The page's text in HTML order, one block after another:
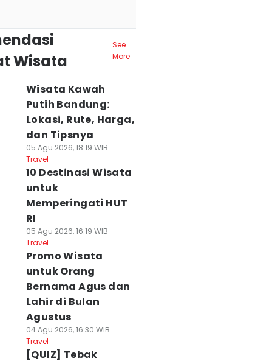
Wisata
See
More
Wisata Kawah
Putih Bandung:
Lokasi, Rute, Harga,
dan Tipsnya
05 Agu 2026, 18:19 WIB
Travel
10 Destinasi Wisata
untuk
Memperingati HUT
RI
05 Agu 2026, 16:19 WIB
Travel
Promo Wisata
untuk Orang
Bernama Agus dan
Lahir di Bulan
Agustus
04 Agu 2026, 16:30 WIB
Travel
[QUIZ] Tebak